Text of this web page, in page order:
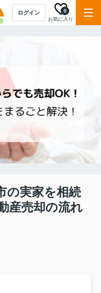
ログイン
お気に入り
0
の実家を相続
産売却の流れ